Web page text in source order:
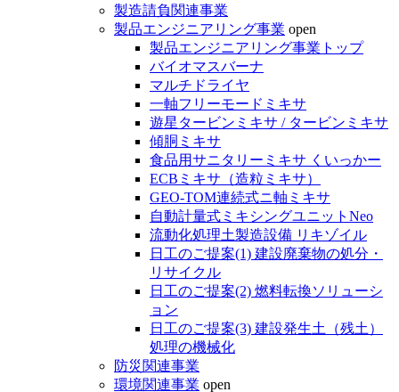
製造請負関連事業
製品エンジニアリング事業 open
製品エンジニアリング事業トップ
バイオマスバーナ
マルチドライヤ
一軸フリーモードミキサ
遊星タービンミキサ / タービンミキサ
傾胴ミキサ
食品用サニタリーミキサ くいっかー
ECBミキサ（造粒ミキサ）
GEO-TOM連続式ニ軸ミキサ
自動計量式ミキシングユニットNeo
流動化処理土製造設備 リキゾイル
日工のご提案(1) 建設廃棄物の処分・
リサイクル
日工のご提案(2) 燃料転換ソリューシ
ョン
日工のご提案(3) 建設発生土（残土）
処理の機械化
防災関連事業
環境関連事業 open